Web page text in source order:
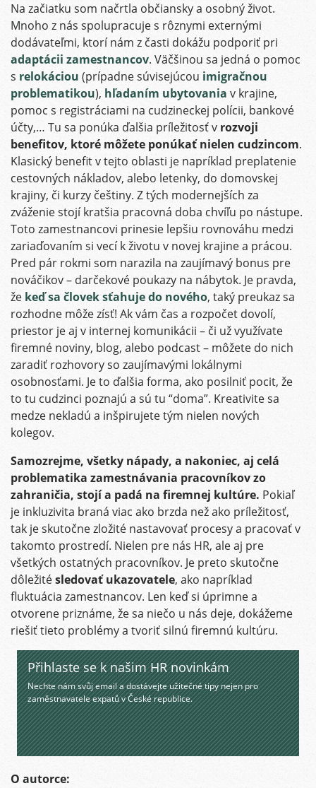
Na začiatku som načrtla občiansky a osobný život.
Mnoho z nás spolupracuje s rôznymi externými
dodávateľmi, ktorí nám z časti dokážu podporiť pri
adaptácii zamestnancov. Väčšinou sa jedná o pomoc
s relokáciou (prípadne súvisejúcou imigračnou
problematikou), hľadaním ubytovania v krajine,
pomoc s registráciami na cudzineckej polícii, bankové
účty,… Tu sa ponúka ďalšia príležitosť v rozvoji
benefitov, ktoré môžete ponúkať nielen cudzincom.
Klasický benefit v tejto oblasti je napríklad preplatenie
cestovných nákladov, alebo letenky, do domovskej
krajiny, či kurzy češtiny. Z tých modernejších za
zváženie stojí kratšia pracovná doba chvíľu po nástupe.
Toto zamestnancovi prinesie lepšiu rovnováhu medzi
zariaďovaním si vecí k životu v novej krajine a prácou.
Pred pár rokmi som narazila na zaujímavý bonus pre
nováčikov – darčekové poukazy na nábytok. Je pravda,
že keď sa človek sťahuje do nového, taký preukaz sa
rozhodne môže zísť! Ak vám čas a rozpočet dovolí,
priestor je aj v internej komunikácii – či už využívate
firemné noviny, blog, alebo podcast – môžete do nich
zaradiť rozhovory so zaujímavými lokálnymi
osobnosťami. Je to ďalšia forma, ako posilniť pocit, že
to tu cudzinci poznajú a sú tu “doma”. Kreativite sa
medze nekladú a inšpirujete tým nielen nových
kolegov.
Samozrejme, všetky nápady, a nakoniec, aj celá
problematika zamestnávania pracovníkov zo
zahraničia, stojí a padá na firemnej kultúre. Pokiaľ
je inkluzivita braná viac ako brzda než ako príležitosť,
tak je skutočne zložité nastavovať procesy a pracovať v
takomto prostredí. Nielen pre nás HR, ale aj pre
všetkých ostatných pracovníkov. Je preto skutočne
dôležitésledovať ukazovatele, ako napríklad
fluktuácia zamestnancov. Len keď si úprimne a
otvorene priznáme, že sa niečo u nás deje, dokážeme
riešiť tieto problémy a tvoriť silnú firemnú kultúru.
Přihlaste se k našim HR novinkám
Nechte nám svůj email a dostávejte užitečné tipy nejen pro
zaměstnavatele expatů v České republice.
O autorce: